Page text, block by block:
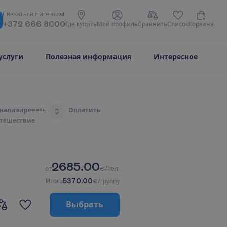
Связаться с агентом
+372 666 8000 Где купить М ой профильСравнитьСписокКорзина
Полезная информация Интересное
ализировать
ешествие
3 Оплатить
от2685.00€/чел.
Итого5370.00€/группу
Выбрать